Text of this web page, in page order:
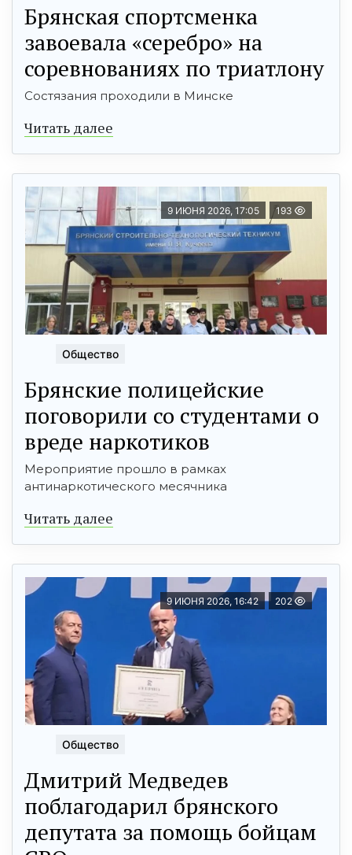
Брянская спортсменка
завоевала «серебро» на
соревнованиях по триатлону
Состязания проходили в Минске
Читать далее
9 ИЮНЯ 2026, 17:05 193
Общество
Брянские полицейские
поговорили со студентами о
вреде наркотиков
Мероприятие прошло в рамках
антинаркотического месячника
Читать далее
9 ИЮНЯ 2026, 16:42 202
Общество
Дмитрий Медведев
поблагодарил брянского
депутата за помощь бойцам